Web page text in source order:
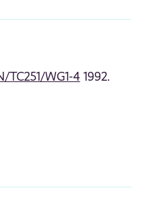
TC251/WG1-4 1992.